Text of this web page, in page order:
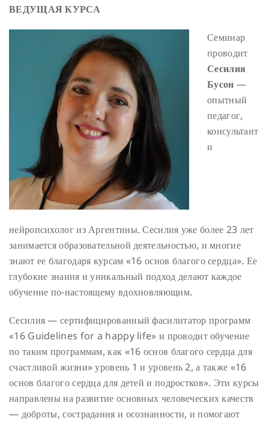
ВЕДУЩАЯ КУРСА
Семинар
проводит
Сесилия
Бусон —
опытный
педагог,
консультант
и
нейропсихолог из Аргентины. Сесилия уже более 23 лет
занимается образовательной деятельностью, и многие
знают ее благодаря курсам «16 основ благого сердца». Ее
глубокие знания и уникальный подход делают каждое
обучение по-настоящему вдохновляющим.
Сесилия — сертифицированный фасилитатор программ
«16 Guidelines for a happy life» и проводит обучение
по таким программам, как «16 основ благого сердца для
счастливой жизни» уровень 1 и уровень 2, а также «16
основ благого сердца для детей и подростков». Эти курсы
направлены на развитие основных человеческих качеств
— доброты, сострадания и осознанности, и помогают